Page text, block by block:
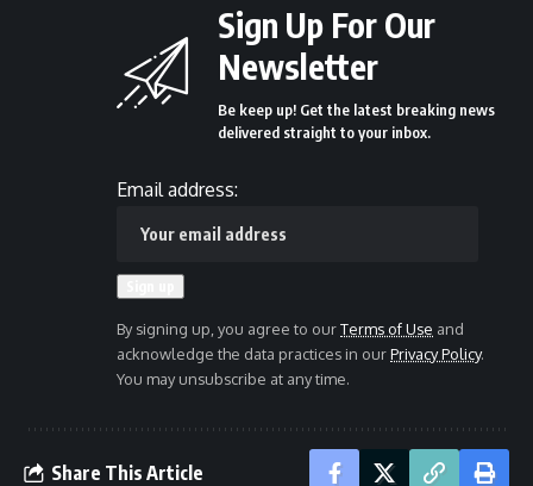
Sign Up For Our
Newsletter
Be keep up! Get the latest breaking news
delivered straight to your inbox.
Email address:
By signing up, you agree to ourTerms of Use and
acknowledge the data practices in ourPrivacy Policy.
You may unsubscribe at any time.
Share This Article